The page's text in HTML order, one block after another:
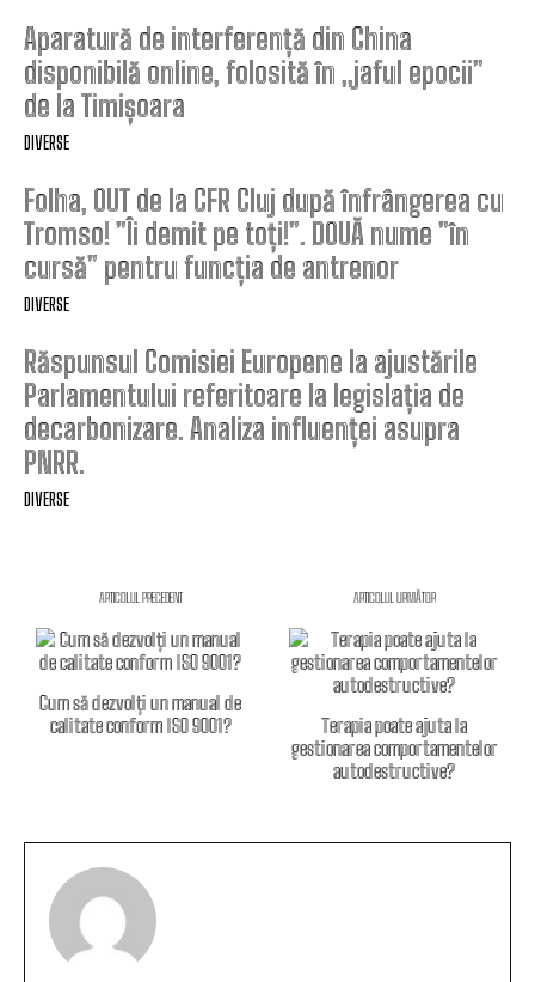
Aparatură de interferență din China
disponibilă online, folosită în „jaful epocii”
de la Timișoara
DIVERSE
Folha, OUT de la CFR Cluj după înfrângerea cu
Tromso! ”Îi demit pe toți!”. DOUĂ nume ”în
cursă” pentru funcția de antrenor
DIVERSE
Răspunsul Comisiei Europene la ajustările
Parlamentului referitoare la legislația de
decarbonizare. Analiza influenței asupra
PNRR.
DIVERSE
ARTICOLUL PRECEDENT
Cum să dezvolți un manual de
calitate conform ISO 9001?
ARTICOLUL URMĂTOR
Terapia poate ajuta la
gestionarea comportamentelor
autodestructive?